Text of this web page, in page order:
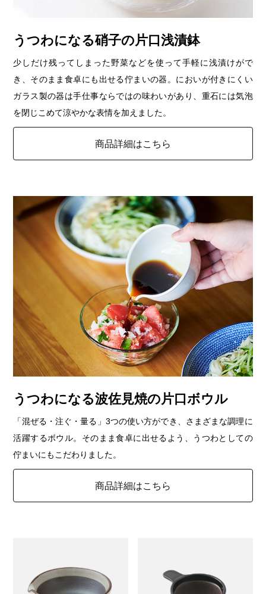
うつわになる硝子の片口浅漬鉢
少しだけ残ってしまった野菜などを使って手軽に浅漬けがで
き、そのまま食卓にも出せる佇まいの器。においが付きにくい
ガラス製の器は手仕事ならではの味わいがあり、重石には気泡
を閉じこめて涼やかな表情を加えました。
商品詳細はこちら
うつわになる波佐見焼の片口ボウル
「混ぜる・注ぐ・量る」3つの使い方ができ、さまざまな調理に
活躍するボウル。そのまま食卓に出せるよう、うつわとしての
佇まいにもこだわりました。
商品詳細はこちら